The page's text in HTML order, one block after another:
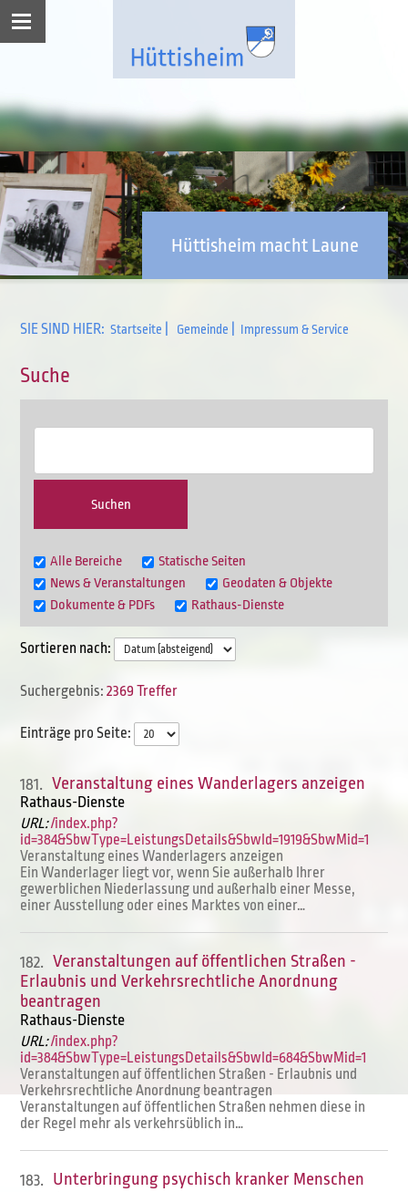
Hüttisheim macht Laune
SIE SIND HIER: Startseite Gemeinde Impressum & Service
Suche
Alle Bereiche
Statische Seiten
News & Veranstaltungen
Geodaten & Objekte
Dokumente & PDFs
Rathaus-Dienste
Sortieren nach:
2369 Treffer
Einträge pro Seite:
181. Veranstaltung eines Wanderlagers anzeigen
Rathaus-Dienste
URL:/index.php?
id=384&SbwType=LeistungsDetails&SbwId=1919&SbwMid=1
Veranstaltung eines Wanderlagers anzeigen
Ein Wanderlager liegt vor, wenn Sie außerhalb Ihrer
gewerblichen Niederlassung und außerhalb einer Messe,
einer Ausstellung oder eines Marktes von einer…
182. Veranstaltungen auf öffentlichen Straßen -
Erlaubnis und Verkehrsrechtliche Anordnung
beantragen
Rathaus-Dienste
URL:/index.php?
id=384&SbwType=LeistungsDetails&SbwId=684&SbwMid=1
Veranstaltungen auf öffentlichen Straßen - Erlaubnis und
Verkehrsrechtliche Anordnung beantragen
Veranstaltungen auf öffentlichen Straßen nehmen diese in
der Regel mehr als verkehrsüblich in…
183. Unterbringung psychisch kranker Menschen